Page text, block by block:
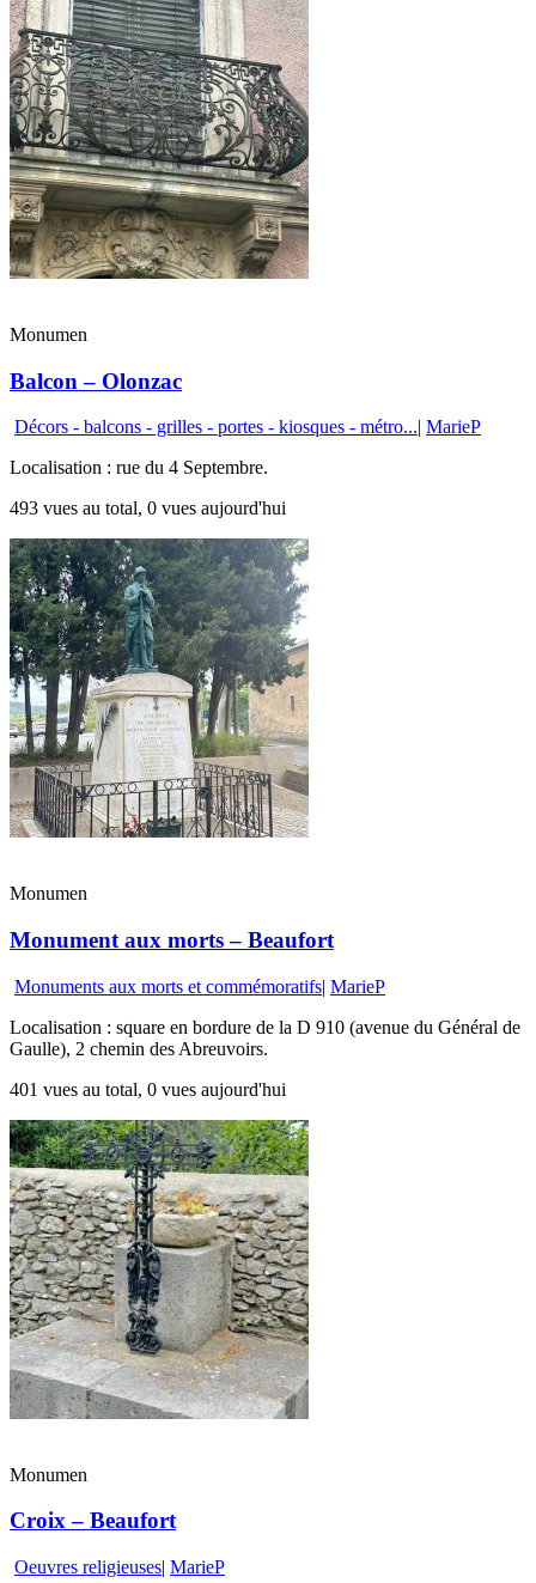
Monumen
Balcon – Olonzac
Décors - balcons - grilles - portes - kiosques - métro...| MarieP
Localisation : rue du 4 Septembre.
493 vues au total, 0 vues aujourd'hui
Monumen
Monument aux morts – Beaufort
Monuments aux morts et commémoratifs| MarieP
Localisation : square en bordure de la D 910 (avenue du Général de
Gaulle), 2 chemin des Abreuvoirs.
401 vues au total, 0 vues aujourd'hui
Monumen
Croix – Beaufort
Oeuvres religieuses| MarieP